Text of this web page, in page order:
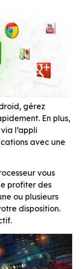
gérez
En plus,
l’appli
avec une
vous
profiter des
ou plusieurs
disposition.